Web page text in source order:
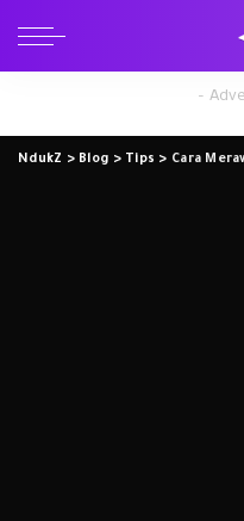
–
NdukZ > Blog > Tips > Cara